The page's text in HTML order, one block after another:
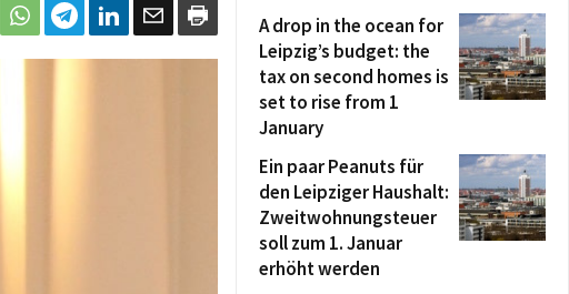
A drop in the ocean for
Leipzig’s budget: the
tax on second homes is
set to rise from 1
January
Ein paar Peanuts für
den Leipziger Haushalt:
Zweitwohnungsteuer
soll zum 1. Januar
erhöht werden